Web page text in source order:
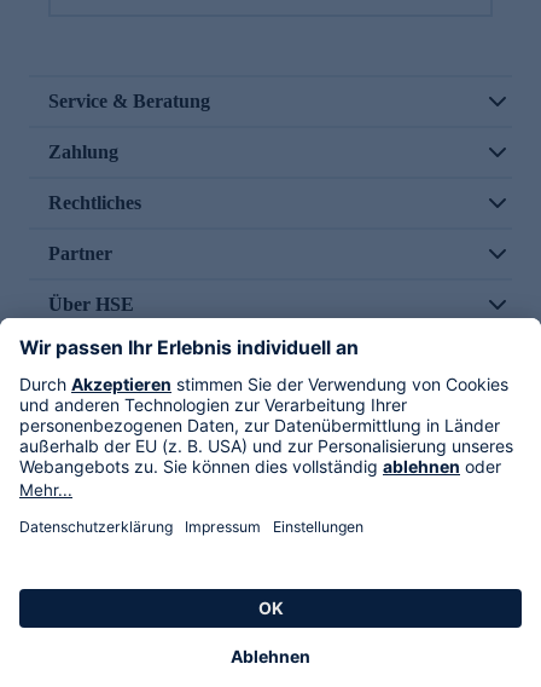
Service & Beratung
Zahlung
Rechtliches
Partner
Über HSE
Im TV
HSE International